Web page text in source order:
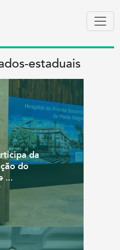
estaduais
da
do
...